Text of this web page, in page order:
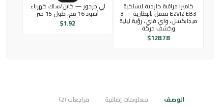
كاميرا مراقبة خارجية لاسلكية
EZVIZ EB3 تعمل بالبطارية — 3
ميجابكسل، واي فاي، رؤية ليلية
وكشف حركة
$128.78
لي جرجور — كابل/سلك كهرباء
أسود 16 مم، طول 15 متر
$1.92
الوصف معلومات إضافية مراجعات (2)